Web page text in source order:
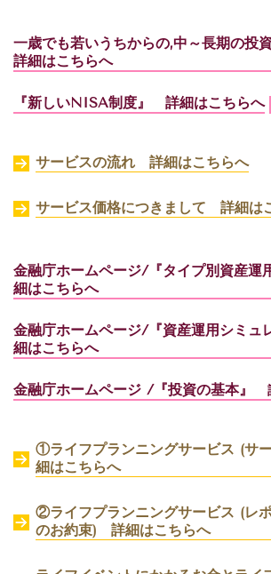
一歳でも若いうちからの,中～長期の投
詳細はこちらへ
『新しいNISA制度』 詳細はこちらへ
サービスの流れ 詳細はこちらへ
サービス価格につきまして 詳細は
金融庁ホームページ/『タイプ別資産運
細はこちらへ
金融庁ホームページ/『資産運用シミュ
細はこちらへ
金融庁ホームページ /『投資の基本』
①ライフプランニングサービス (サ
細はこちらへ
②ライフプランニングサービス (レ
のお約束) 詳細はこちらへ